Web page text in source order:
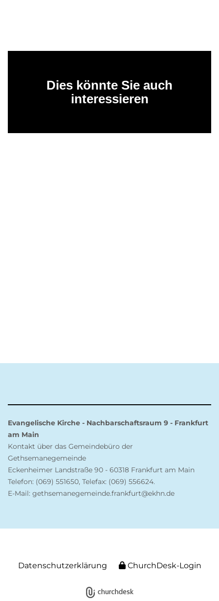
Dies könnte Sie auch
interessieren
Evangelische Kirche - Nachbarschaftsraum 9 - Frankfurt
am Main
Kontakt über das Gemeindebüro der
Gethsemanegemeinde
Eckenheimer Landstraße 90 - 60318 Frankfurt am Main
Telefon: (069) 551650, Telefax: (069) 556624.
E-Mail: gethsemanegemeinde.frankfurt@ekhn.de
Datenschutzerklärung ChurchDesk-Login